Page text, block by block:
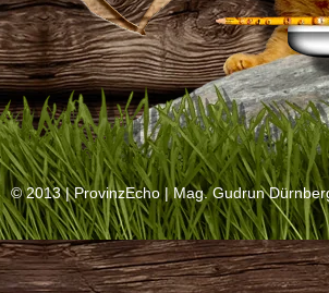
© 2013 |ProvinzEcho | Mag. Gudrun